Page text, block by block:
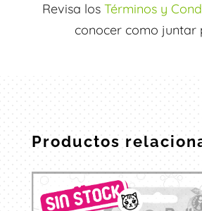
Revisa los Términos y
conocer como juntar
Productos